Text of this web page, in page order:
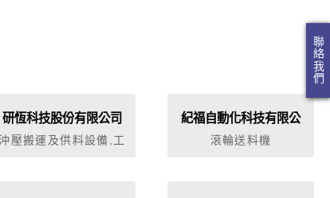
聯絡我們
研恆科技股份有限公司
沖壓搬運及供料設備,工
紀福自動化科技有限公
司
滾輪送料機